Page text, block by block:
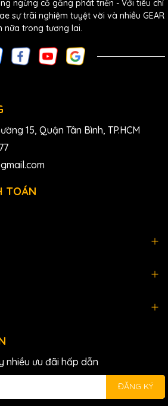
ngừng cố gắng phát triển - Với tiêu chí
sự trãi nghiệm tuyệt vời và nhiều GEAR
nữa trong tương lai.
15, Quận Tân Bình, TP.HCM
TOÁN
nhiều ưu đãi hấp dẫn
ĐĂNG KÝ